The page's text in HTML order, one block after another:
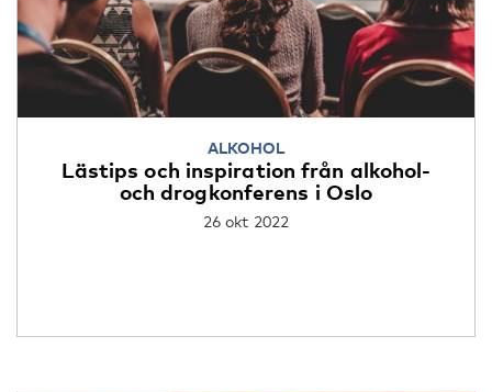
ALKOHOL
Lästips och inspiration från alkohol-
och drogkonferens i Oslo
26 okt 2022